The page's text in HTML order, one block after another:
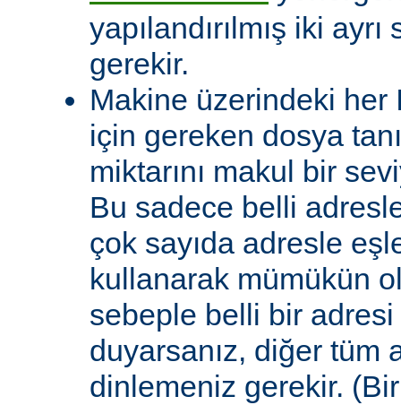
yapılandırılmış iki ayrı
gerekir.
Makine üzerindeki her
için gereken dosya
miktarını makul bir
Bu sadece belli
çok sayıda adresle
kullanarak mümükün
sebeple belli bir adresi
duyarsanız, diğer tüm
dinlemeniz gerekir.